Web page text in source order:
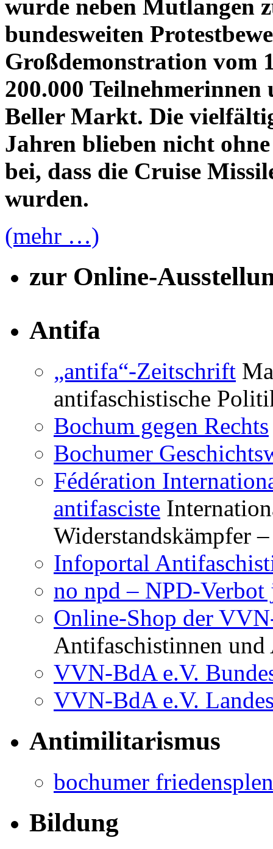
wurde neben Mutlangen
bundesweiten
Großdemonstration vom
200.000
Beller Markt. Die
Jahren blieben nicht
bei, dass die Cruise
wurden.
(mehr …)
zur Online-
Antifa
„antifa“-Zeitschrift
antifaschistische
Bochum gegen Rechts
Bochumer
Fédération
antifasciste
Widerstandskämpfer
Infoportal
no npd – NPD-Verbot
Online-Shop der
Antifaschistinnen und
VVN-BdA e.V.
VVN-BdA e.V.
Antimilitarismus
bochumer
Bildung